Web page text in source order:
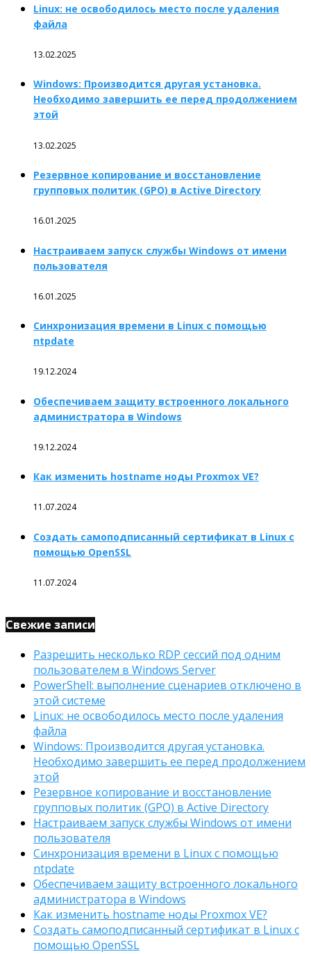
Linux: не освободилось место после удаления
файла
13.02.2025
Windows: Производится другая установка.
Необходимо завершить ее перед продолжением
этой
13.02.2025
Резервное копирование и восстановление
групповых политик (GPO) в Active Directory
16.01.2025
Настраиваем запуск службы Windows от имени
пользователя
16.01.2025
Синхронизация времени в Linux с помощью
ntpdate
19.12.2024
Обеспечиваем защиту встроенного локального
администратора в Windows
19.12.2024
Как изменить hostname ноды Proxmox VE?
11.07.2024
Создать самоподписанный сертификат в Linux с
помощью OpenSSL
11.07.2024
Свежие записи
Разрешить несколько RDP сессий под одним
пользователем в Windows Server
PowerShell: выполнение сценариев отключено в
этой системе
Linux: не освободилось место после удаления
файла
Windows: Производится другая установка.
Необходимо завершить ее перед продолжением
этой
Резервное копирование и восстановление
групповых политик (GPO) в Active Directory
Настраиваем запуск службы Windows от имени
пользователя
Синхронизация времени в Linux с помощью
ntpdate
Обеспечиваем защиту встроенного локального
администратора в Windows
Как изменить hostname ноды Proxmox VE?
Создать самоподписанный сертификат в Linux с
помощью OpenSSL